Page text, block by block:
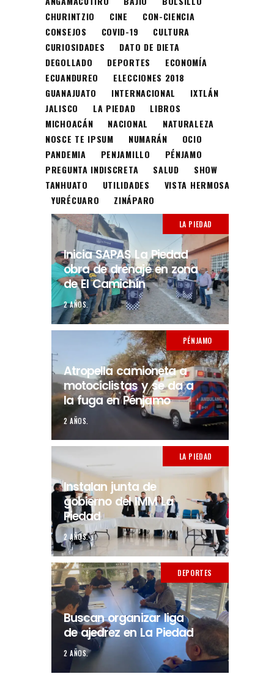
CHURINTZIO
CINE
CON-CIENCIA
CONSEJOS
COVID-19
CULTURA
CURIOSIDADES
DATO DE DIETA
DEGOLLADO
DEPORTES
ECONOMÍA
ECUANDUREO
ELECCIONES 2018
GUANAJUATO
INTERNACIONAL
IXTLÁN
JALISCO
LA PIEDAD
LIBROS
MICHOACÁN
NACIONAL
NATURALEZA
NOSCE TE IPSUM
NUMARÁN
OCIO
PANDEMIA
PENJAMILLO
PÉNJAMO
PREGUNTA INDISCRETA
SALUD
SHOW
TANHUATO
UTILIDADES
VISTA HERMOSA
YURÉCUARO
ZINÁPARO
LA PIEDAD
Inicia SAPAS La Piedad
obra de drenaje en zona
de El Camichín
2 AÑOS.
PÉNJAMO
Atropella camioneta a
motociclistas y se da a
la fuga en Pénjamo
2 AÑOS.
LA PIEDAD
Instalan junta de
gobierno del IMM La
Piedad
2 AÑOS.
DEPORTES
Buscan organizar liga
de ajedrez en La Piedad
2 AÑOS.